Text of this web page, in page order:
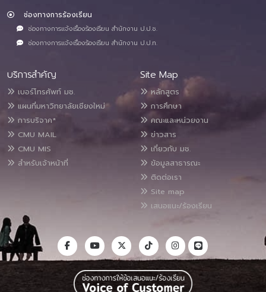
ช่องทางการร้องเรียน
ช่องทางการแจ้งเรื่องร้องเรียน สำนักงาน ป.ป.ช.
ช่องทางการแจ้งเรื่องร้องเรียน สำนักงาน ป.ป.ท.
บริการสำคัญ
เบอร์โทรศัพท์ มช.
แผนที่มหาวิทยาลัยเชียงใหม่
การบริจาค*
CMU MAIL
CMU MIS
สำหรับเจ้าหน้าที่
Site Map
หลักสูตร
การศึกษา
คณะและหน่วยงาน
ข่าวสาร
เกี่ยวกับ มช.
ข้อมูลสาธารณะ
ติดต่อเรา
Site map
เสนอแนะ/ร้องเรียน